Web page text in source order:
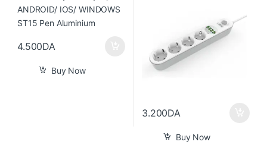
4.500DA
Buy Now
3.200DA
Buy Now